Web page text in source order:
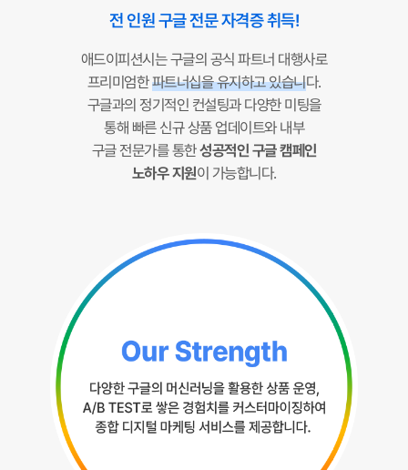
전 인원 구글 전문 자격증 취득!
애드이피션시는 구글의 공식 파트너 대행사로
프리미엄한파트너십을 유지하고 있습니다.
구글과의 정기적인 컨설팅과 다양한 미팅을
통해 빠른 신규 상품 업데이트와 내부
구글 전문가를 통한성공적인 구글 캠페인
노하우 지원이 가능합니다.